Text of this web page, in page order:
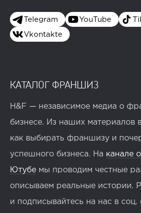
Telegram YouTube
Vkontakte
КАТАЛОГ ФРАНШИЗ
H&F — независимое медиа о
бизнесе. Из наших материалов
как выбирать франшизу и
успешного бизнеса. На канале
Ютубе мы проводим честные
описываем реальные истории.
и подписывайтесь на нас в